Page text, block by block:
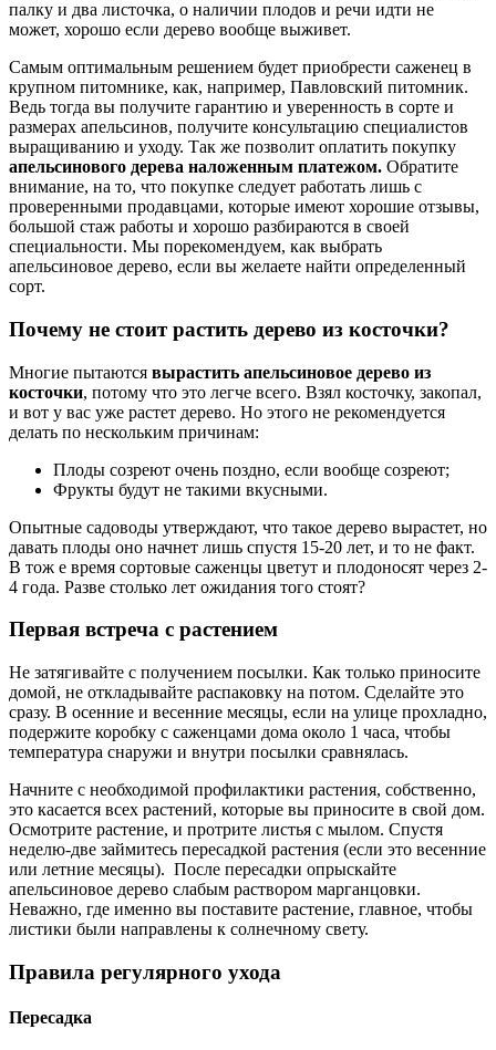
палку и два листочка, о наличии плодов и речи идти не
может, хорошо если дерево вообще выживет.
Самым оптимальным решением будет приобрести саженец в
крупном питомнике, как, например, Павловский питомник.
Ведь тогда вы получите гарантию и уверенность в сорте и
размерах апельсинов, получите консультацию специалистов
выращиванию и уходу. Так же позволит оплатить покупку
апельсинового дерева наложенным платежом. Обратите
внимание, на то, что покупке следует работать лишь с
проверенными продавцами, которые имеют хорошие отзывы,
большой стаж работы и хорошо разбираются в своей
специальности. Мы порекомендуем, как выбрать
апельсиновое дерево, если вы желаете найти определенный
сорт.
Почему не стоит растить дерево из косточки?
Многие пытаются вырастить апельсиновое дерево из
косточки, потому что это легче всего. Взял косточку, закопал,
и вот у вас уже растет дерево. Но этого не рекомендуется
делать по нескольким причинам:
Плоды созреют очень поздно, если вообще созреют;
Фрукты будут не такими вкусными.
Опытные садоводы утверждают, что такое дерево вырастет, но
давать плоды оно начнет лишь спустя 15-20 лет, и то не факт.
В тож е время сортовые саженцы цветут и плодоносят через 2-
4 года. Разве столько лет ожидания того стоят?
Первая встреча с растением
Не затягивайте с получением посылки. Как только приносите
домой, не откладывайте распаковку на потом. Сделайте это
сразу. В осенние и весенние месяцы, если на улице прохладно,
подержите коробку с саженцами дома около 1 часа, чтобы
температура снаружи и внутри посылки сравнялась.
Начните с необходимой профилактики растения, собственно,
это касается всех растений, которые вы приносите в свой дом.
Осмотрите растение, и протрите листья с мылом. Спустя
неделю-две займитесь пересадкой растения (если это весенние
или летние месяцы). После пересадки опрыскайте
апельсиновое дерево слабым раствором марганцовки.
Неважно, где именно вы поставите растение, главное, чтобы
листики были направлены к солнечному свету.
Правила регулярного ухода
Пересадка